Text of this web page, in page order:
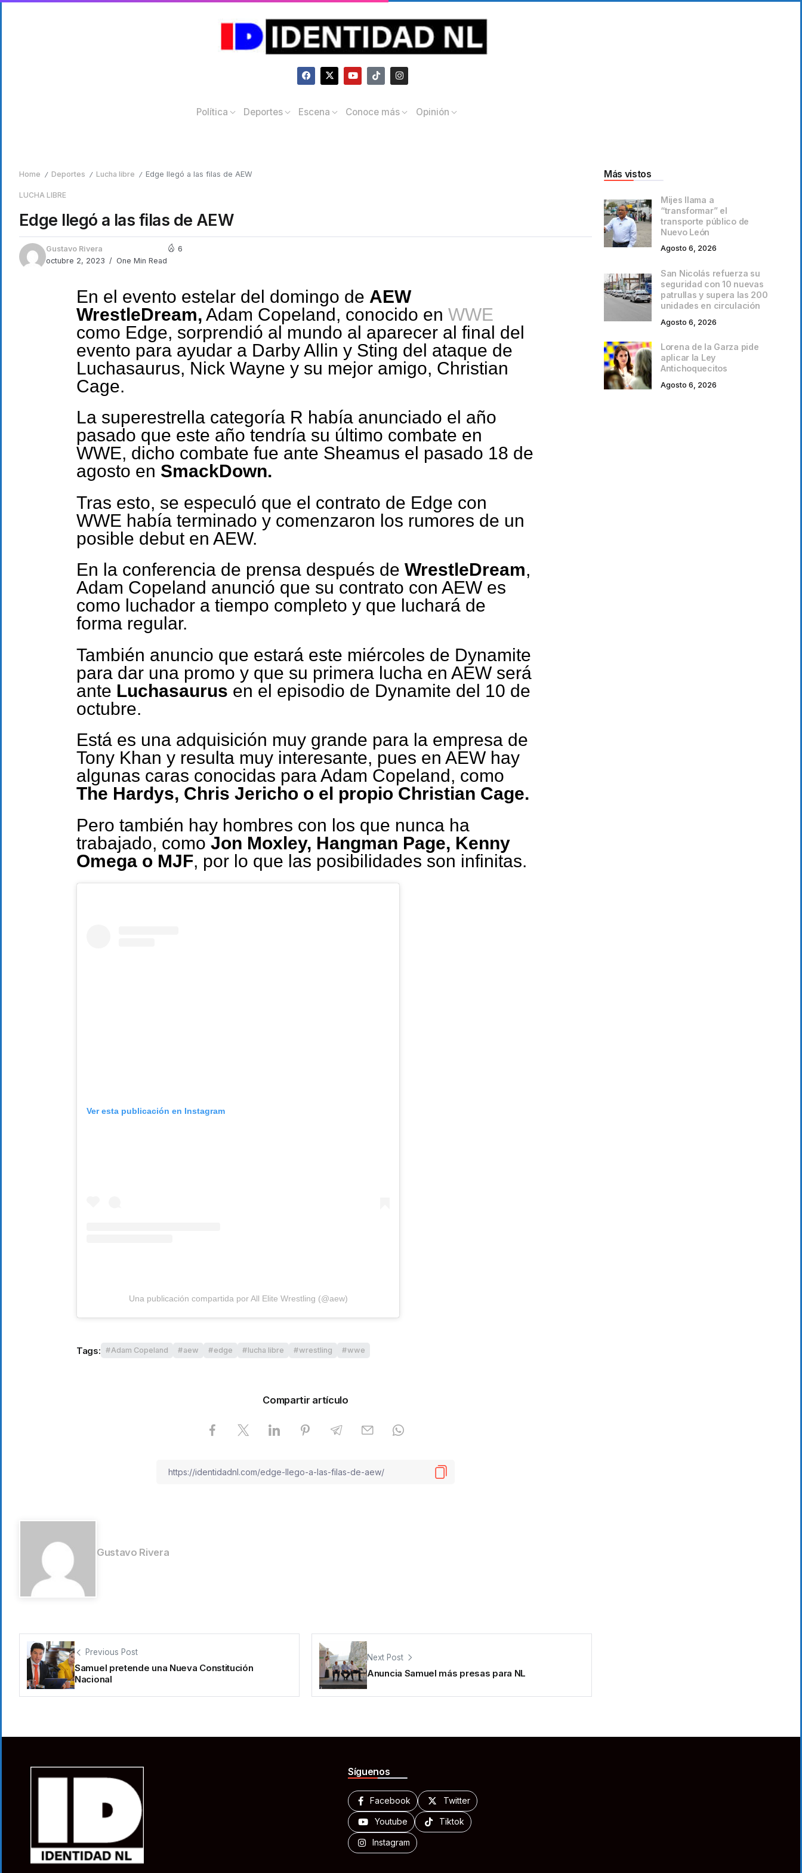
Política Deportes Escena Conoce más Opinión
Home / Deportes / Lucha libre / Edge llegó a las filas de AEW
LUCHA LIBRE
Edge llegó a las filas de AEW
Gustavo Rivera
octubre 2, 2023
One Min Read
6
En el evento estelar del domingo de AEW
WrestleDream, Adam Copeland, conocido en WWE
como Edge, sorprendió al mundo al aparecer al final del
evento para ayudar a Darby Allin y Sting del ataque de
Luchasaurus, Nick Wayne y su mejor amigo, Christian
Cage.
La superestrella categoría R había anunciado el año
pasado que este año tendría su último combate en
WWE, dicho combate fue ante Sheamus el pasado 18 de
agosto en SmackDown.
Tras esto, se especuló que el contrato de Edge con
WWE había terminado y comenzaron los rumores de un
posible debut en AEW.
En la conferencia de prensa después de WrestleDream,
Adam Copeland anunció que su contrato con AEW es
como luchador a tiempo completo y que luchará de
forma regular.
También anuncio que estará este miércoles de Dynamite
para dar una promo y que su primera lucha en AEW será
ante Luchasaurus en el episodio de Dynamite del 10 de
octubre.
Está es una adquisición muy grande para la empresa de
Tony Khan y resulta muy interesante, pues en AEW hay
algunas caras conocidas para Adam Copeland, como
The Hardys, Chris Jericho o el propio Christian Cage.
Pero también hay hombres con los que nunca ha
trabajado, como Jon Moxley, Hangman Page, Kenny
Omega o MJF, por lo que las posibilidades son infinitas.
Ver esta publicación en Instagram
Una publicación compartida por All Elite Wrestling (@aew)
Tags: Adam Copeland aew edge lucha libre wrestling wwe
Compartir artículo
Gustavo Rivera
Previous Post
Samuel pretende una Nueva Constitución
Nacional
Next Post
Anuncia Samuel más presas para NL
Más vistos
Mijes llama a
“transformar” el
transporte público de
Nuevo León
Agosto 6, 2026
San Nicolás refuerza su
seguridad con 10 nuevas
patrullas y supera las 200
unidades en circulación
Agosto 6, 2026
Lorena de la Garza pide
aplicar la Ley
Antichoquecitos
Agosto 6, 2026
Síguenos
Facebook Twitter
Youtube Tiktok
Instagram